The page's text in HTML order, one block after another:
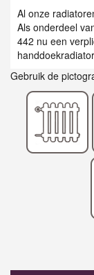
Al onze
Als onderdeel
442 nu een
Gebruik de